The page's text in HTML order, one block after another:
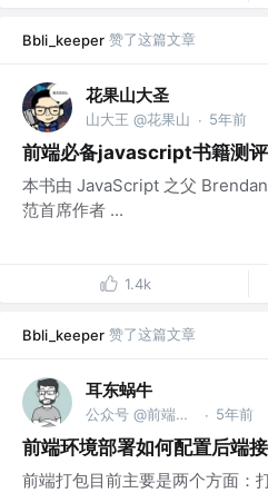
Bbli_keeper 赞了这篇文章
花果山大圣
山大王 @花果山 · 5年前
前端必备javascript书籍测评
本书由 JavaScript 之父
范首席作者 ...
1.4k
Bbli_keeper 赞了这篇文章
耳东蜗牛
公众号 @前端耳东蜗牛 · 5年前
前端环境部署如何配置后端
前端打包目前主要是两个方面：